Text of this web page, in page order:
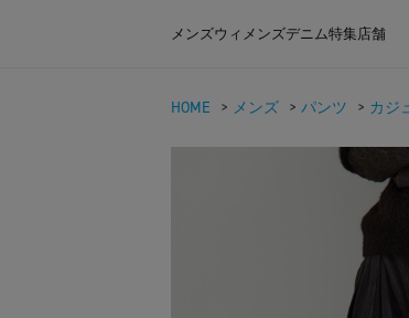
メンズウィメンズデニム特集店舗
HOME > メンズ > パンツ > カジ